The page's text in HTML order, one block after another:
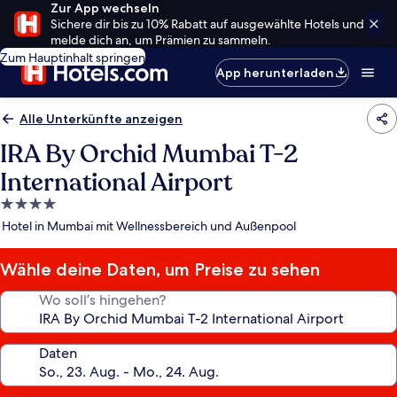
Zur App wechseln
Sichere dir bis zu 10% Rabatt auf ausgewählte Hotels und
melde dich an, um Prämien zu sammeln.
Zum Hauptinhalt springen
App herunterladen
Alle Unterkünfte anzeigen
IRA By Orchid Mumbai T-2
International Airport
4.0-
Sterne-
Hotel in Mumbai mit Wellnessbereich und Außenpool
Wähle deine Daten, um Preise zu sehen
Wo soll’s hingehen?
Daten